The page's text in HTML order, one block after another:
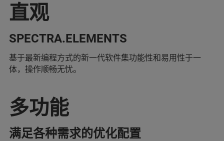
直观
SPECTRA.ELEMENTS
基于最新编程方式的新一代软件集功能性和易用性于一
体，操作顺畅无忧。
多功能
满足各种需求的优化配置